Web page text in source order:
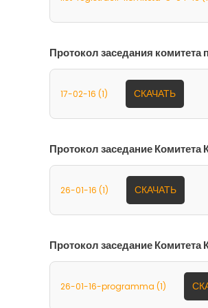
Протокол заседания комитета
17-02-16 (1) СКАЧАТЬ
Протокол заседание Комитета
26-01-16 (1) СКАЧАТЬ
Протокол заседание
26-01-16-programma (1)